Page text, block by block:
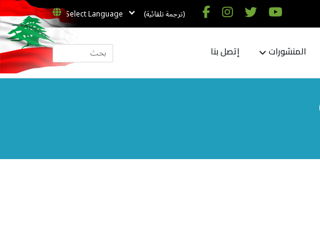
(ترجمة تلقائية)
المنشورات إتصل بنا